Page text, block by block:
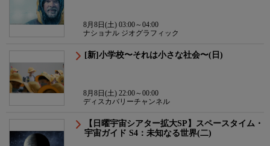
8月8日(土) 03:00～04:00
ナショナル ジオグラフィック
[新]小学校〜それは小さな社会〜(日)
8月8日(土) 22:00～00:00
ディスカバリーチャンネル
【日曜宇宙シアター拡大SP】スペースタイム・
宇宙ガイド S4：未知なる世界(二)